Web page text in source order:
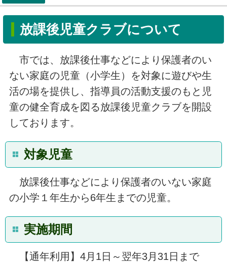
放課後児童クラブについて
市では、放課後仕事などにより保護者のい
ない家庭の児童（小学生）を対象に遊びや生
活の場を提供し、指導員の活動支援のもと児
童の健全育成を図る放課後児童クラブを開設
しております。
対象児童
放課後仕事などにより保護者のいない家庭
の小学１年生から6年生までの児童。
実施期間
【通年利用】4月1日～翌年3月31日まで